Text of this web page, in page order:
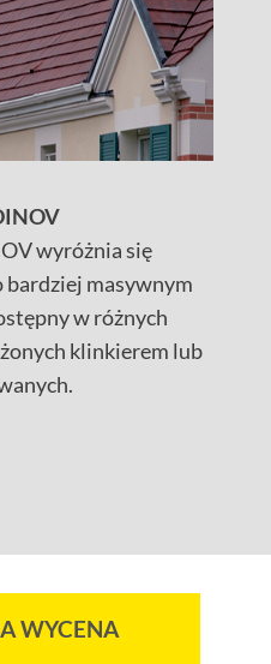
wyróżnia się
masywnym
w różnych
klinkierem lub
WYCENA